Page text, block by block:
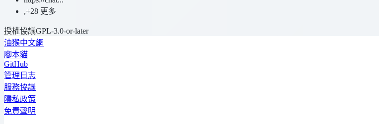
,+28 更多
授權協議GPL-3.0-or-later
油猴中文網
腳本貓
GitHub
管理日志
服務協議
隱私政策
免責聲明